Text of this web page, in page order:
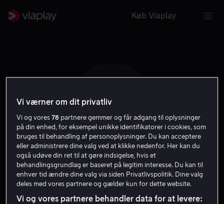
Køb Viaplay
D G
Domnhall Gleeson
Vi værner om dit privatliv
Vi og vores78 partnere gemmer og får adgang til oplysninger
på din enhed, for eksempel unikke identifikatorer i cookies, som
bruges til behandling af personoplysninger. Du kan acceptere
eller administrere dine valg ved at klikke nedenfor. Her kan du
også udøve din ret til at gøre indsigelse, hvis et
behandlingsgrundlag er baseret på legitim interesse. Du kan til
enhver tid ændre dine valg via siden Privatlivspolitik. Dine valg
deles med vores partnere og gælder kun for dette website.
Vi og vores partnere behandler data for at levere: